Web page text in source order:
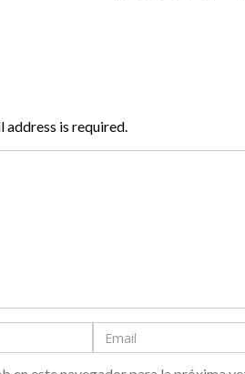
address is required.